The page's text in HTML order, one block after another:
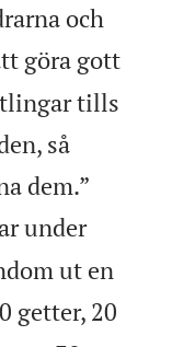
och
göra gott
tills
så
dem.”
under
ut en
getter, 20